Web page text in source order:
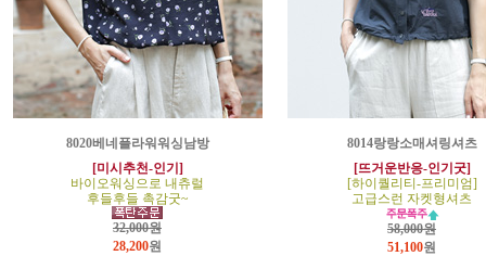
8020베네플라워워싱남방
[미시추천-인기]
바이오워싱으로 내츄럴
후들후들 촉감굿~
32,000원
28,200원
8014랑랑소매셔링셔츠
[뜨거운반응-인기굿]
[하이퀄리티-프리미엄]
고급스런 자켓형셔츠
58,000원
51,100원